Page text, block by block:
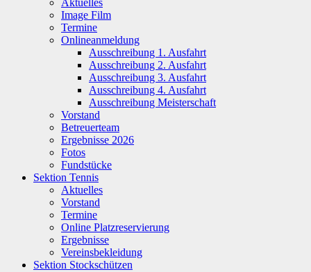
Image Film
Termine
Onlineanmeldung
Ausschreibung 1. Ausfahrt
Ausschreibung 2. Ausfahrt
Ausschreibung 3. Ausfahrt
Ausschreibung 4. Ausfahrt
Ausschreibung Meisterschaft
Vorstand
Betreuerteam
Ergebnisse 2026
Fotos
Fundstücke
Sektion Tennis
Aktuelles
Vorstand
Termine
Online Platzreservierung
Ergebnisse
Vereinsbekleidung
Sektion Stockschützen